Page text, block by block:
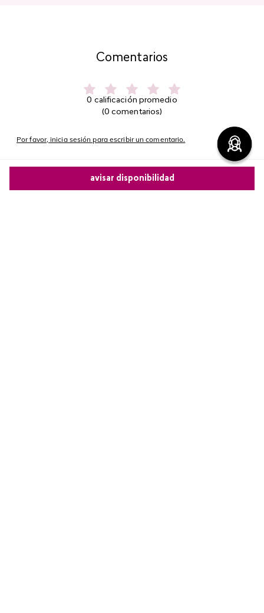
avisar disponibilidad
Comentarios
0 calificación promedio
(0 comentarios)
Por favor, inicia sesión para escribir un comentario.
Más reciente